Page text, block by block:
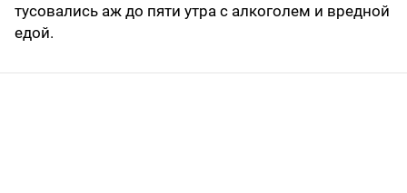
тусовались аж до пяти утра с алкоголем и вредной
едой.